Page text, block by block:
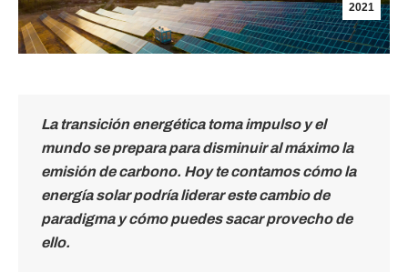
2021
La transición energética toma impulso y el
mundo se prepara para disminuir al máximo la
emisión de carbono. Hoy te contamos cómo la
energía solar podría liderar este cambio de
paradigma y cómo puedes sacar provecho de
ello.